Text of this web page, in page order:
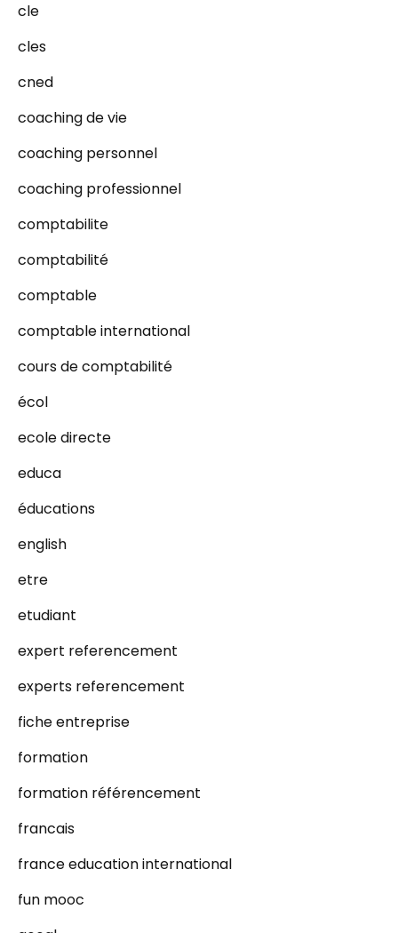
cle
cles
cned
coaching de vie
coaching personnel
coaching professionnel
comptabilite
comptabilité
comptable
comptable international
cours de comptabilité
écol
ecole directe
educa
éducations
english
etre
etudiant
expert referencement
experts referencement
fiche entreprise
formation
formation référencement
francais
france education international
fun mooc